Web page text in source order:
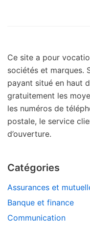
Ce site a pour
sociétés et marques.
payant situé en haut
gratuitement les
les numéros de
postale, le service
d’ouverture.
Catégories
Assurances et
Banque et finance
Communication